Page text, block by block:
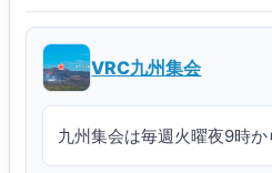
VRC九州集会
九州集会は毎週火曜夜9時か